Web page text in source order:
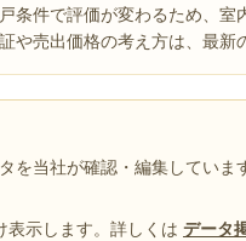
条件で評価が変わるため、
や売出価格の考え方は、最新
を当社が確認・編集していま
表示します。詳しくは データ